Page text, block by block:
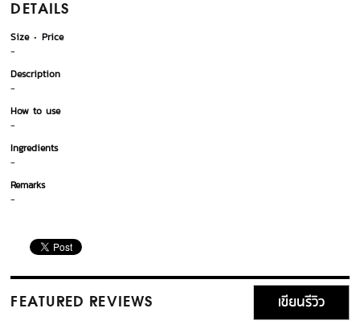
DETAILS
Size
Price
-
Description
-
How to use
-
Ingredients
-
Remarks
-
FEATURED REVIEWS เขียนรีวิว